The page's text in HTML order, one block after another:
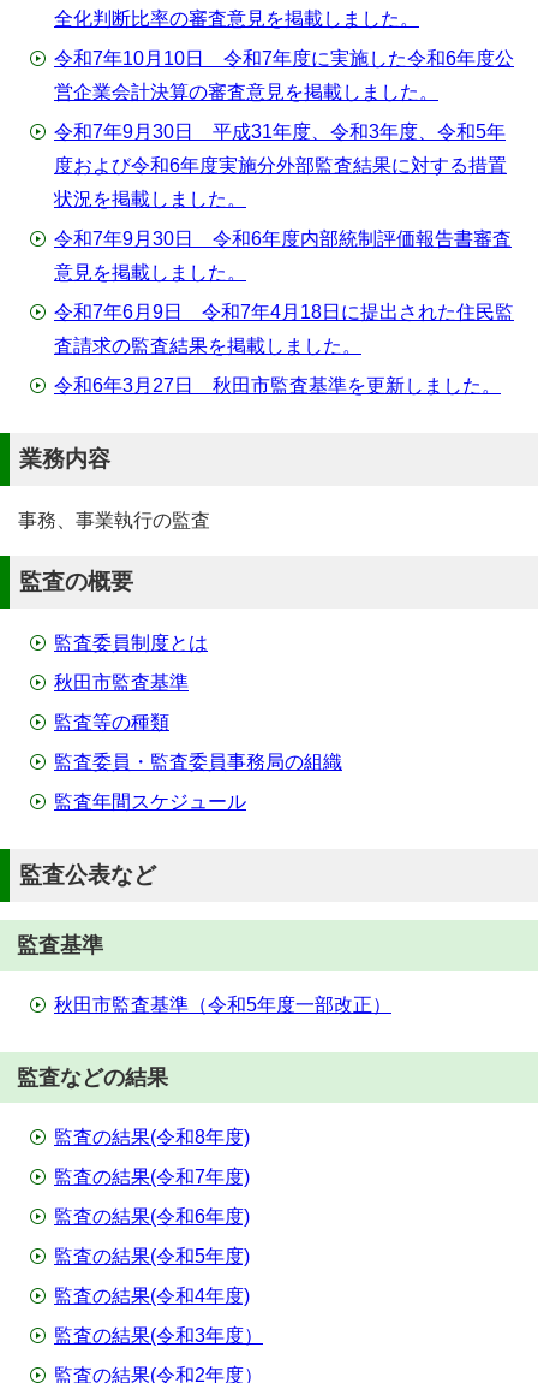
全化判断比率の審査意見を掲載しました。
令和7年10月10日 令和7年度に実施した令和6年度公
営企業会計決算の審査意見を掲載しました。
令和7年9月30日 平成31年度、令和3年度、令和5年
度および令和6年度実施分外部監査結果に対する措置
状況を掲載しました。
令和7年9月30日 令和6年度内部統制評価報告書審査
意見を掲載しました。
令和7年6月9日 令和7年4月18日に提出された住民監
査請求の監査結果を掲載しました。
令和6年3月27日 秋田市監査基準を更新しました。
業務内容
事務、事業執行の監査
監査の概要
監査委員制度とは
秋田市監査基準
監査等の種類
監査委員・監査委員事務局の組織
監査年間スケジュール
監査公表など
監査基準
秋田市監査基準（令和5年度一部改正）
監査などの結果
監査の結果(令和8年度)
監査の結果(令和7年度)
監査の結果(令和6年度)
監査の結果(令和5年度)
監査の結果(令和4年度)
監査の結果(令和3年度）
監査の結果(令和2年度）